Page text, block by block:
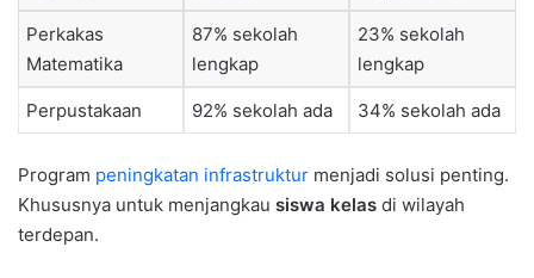
Perkakas
Matematika
87% sekolah
lengkap
23% sekolah
lengkap
Perpustakaan 92% sekolah ada 34% sekolah ada
Program peningkatan infrastruktur menjadi solusi penting.
Khususnya untuk menjangkau siswa kelas di wilayah
terdepan.